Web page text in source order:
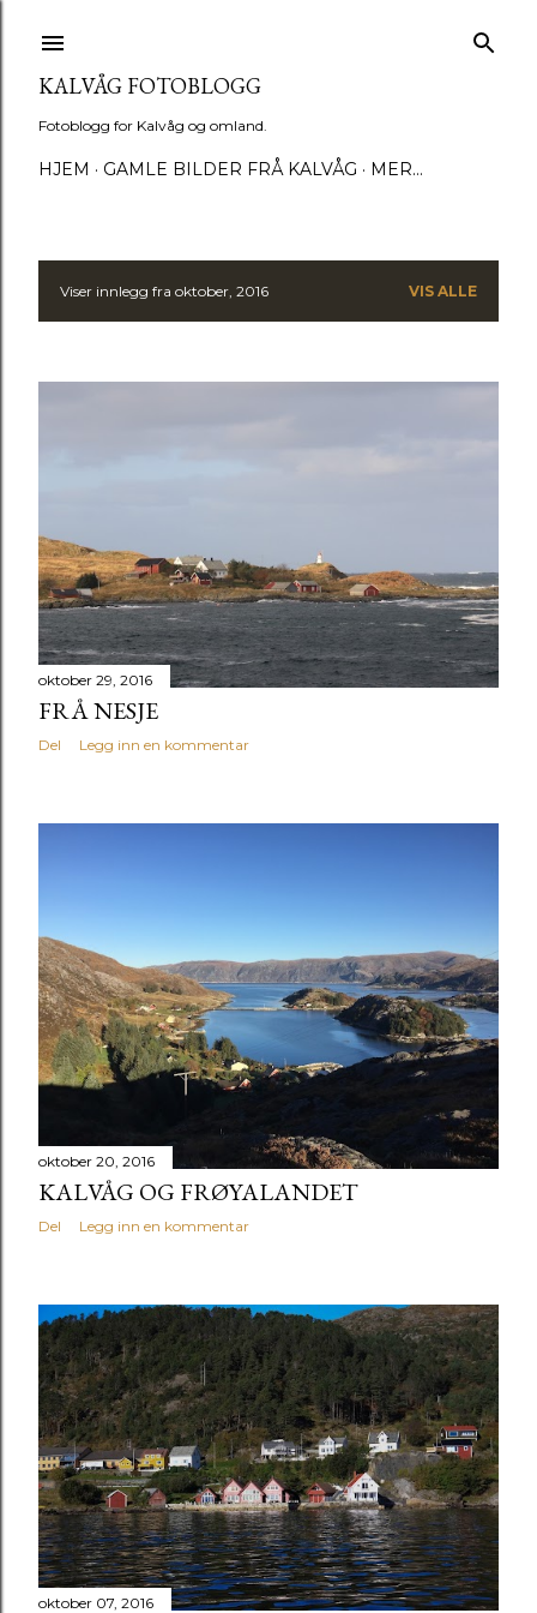
KALVÅG FOTOBLOGG
Fotoblogg for Kalvåg og omland.
HJEM GAMLE BILDER FRÅ KALVÅG MER…
I
g
g
Viser innlegg fra oktober, 2016 VIS ALLE
oktober 29, 2016
FRÅ NESJE
Del Legg inn en kommentar
oktober 20, 2016
KALVÅG OG FRØYALANDET
Del Legg inn en kommentar
oktober 07, 2016